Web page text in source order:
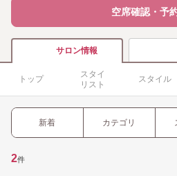
空席確認・予
サロン情報
トップ
スタイ
リスト
スタイル
新着 カテゴリ
2件